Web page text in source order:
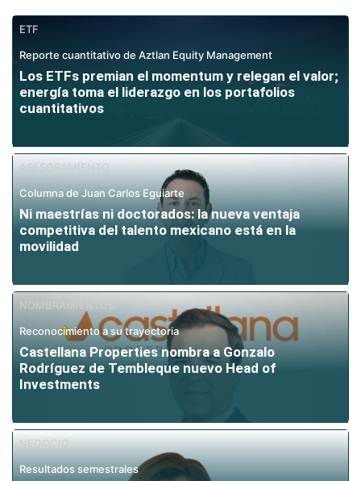
ETF
Reporte cuantitativo de Aztlan Equity Management
Los ETFs premian el momentum y relegan el valor;
energía toma el liderazgo en los portafolios
cuantitativos
ASESORAMIENTO
Columna de Juan Carlos Eguiarte
Ni maestrías ni doctorados: la nueva ventaja
competitiva del talento mexicano está en la
movilidad
NOMBRAMIENTOS
Reconocimiento a su trayectoria
Castellana Properties nombra a Gonzalo
Rodríguez de Tembleque nuevo Head of
Investments
NEGOCIO
Resultados semestrales